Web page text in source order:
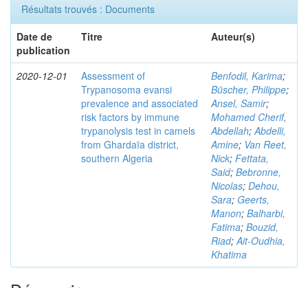
Résultats trouvés : Documents
Date de
publication
Titre Auteur(s)
2020-12-01
Assessment of
Trypanosoma evansi
prevalence and associated
risk factors by immune
trypanolysis test in camels
from Ghardaïa district,
southern Algeria
Benfodil, Karima;
Büscher, Philippe;
Ansel, Samir;
Mohamed Cherif,
Abdellah;Abdelli,
Amine; Van Reet,
Nick; Fettata,
Said; Bebronne,
Nicolas; Dehou,
Sara; Geerts,
Manon; Balharbi,
Fatima; Bouzid,
Riad;Ait-Oudhia,
Khatima